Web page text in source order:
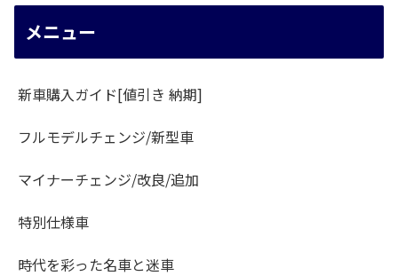
メニュー
新車購入ガイド[値引き 納期]
フルモデルチェンジ/新型車
マイナーチェンジ/改良/追加
特別仕様車
時代を彩った名車と迷車